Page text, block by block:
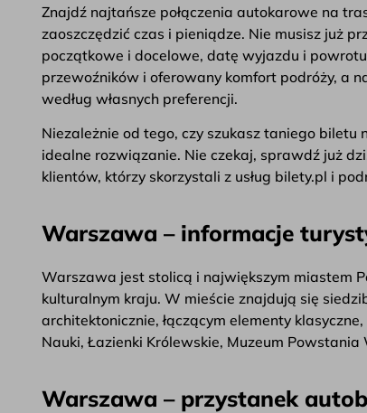
Znajdź najtańsze połączenia autokarowe na
zaoszczędzić czas i pieniądze. Nie musisz już
początkowe i docelowe, datę wyjazdu i
przewoźników i oferowany komfort podróży, a
według własnych preferencji.
Niezależnie od tego, czy szukasz taniego biletu
idealne rozwiązanie. Nie czekaj, sprawdź już
klientów, którzy skorzystali z usług bilety.pl i
Warszawa – informacje
Warszawa jest stolicą i największym miastem
kulturalnym kraju. W mieście znajdują się
architektonicznie, łączącym elementy
Nauki, Łazienki Królewskie, Muzeum
Warszawa – przystanek